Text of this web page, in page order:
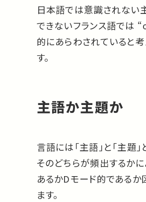
日本語では意識されない
できないフランス語では
的にあらわされていると
す。
主語か主題か
言語には「主語」と「主題」
そのどちらが頻出するかに
あるかDモード的であるか
ます。